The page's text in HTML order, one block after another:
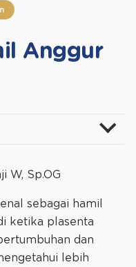
Anggur
W, Sp.OG
sebagai hamil
ketika plasenta
dan
lebih